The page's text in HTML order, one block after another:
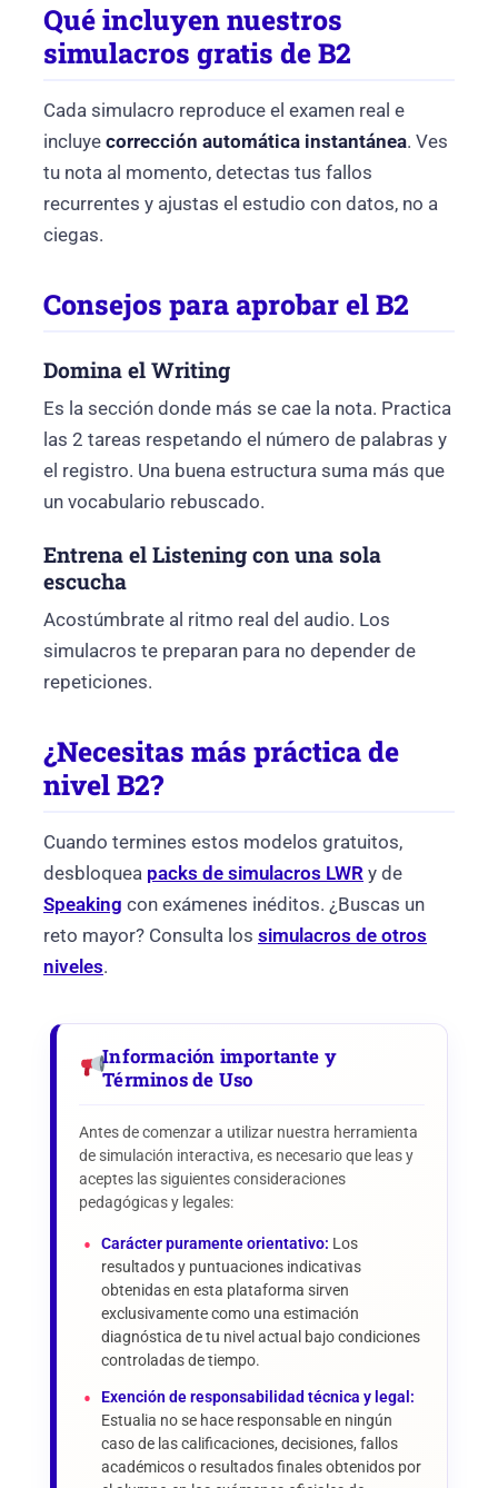
Qué incluyen nuestros
simulacros gratis de B2
Cada simulacro reproduce el examen real e
incluye corrección automática instantánea. Ves
tu nota al momento, detectas tus fallos
recurrentes y ajustas el estudio con datos, no a
ciegas.
Consejos para aprobar el B2
Domina el Writing
Es la sección donde más se cae la nota. Practica
las 2 tareas respetando el número de palabras y
el registro. Una buena estructura suma más que
un vocabulario rebuscado.
Entrena el Listening con una sola
escucha
Acostúmbrate al ritmo real del audio. Los
simulacros te preparan para no depender de
repeticiones.
¿Necesitas más práctica de
nivel B2?
Cuando termines estos modelos gratuitos,
desbloquea packs de simulacros LWR y de
Speaking con exámenes inéditos. ¿Buscas un
reto mayor? Consulta los simulacros de otros
niveles.
Información importante y
Términos de Uso
Antes de comenzar a utilizar nuestra herramienta
de simulación interactiva, es necesario que leas y
aceptes las siguientes consideraciones
pedagógicas y legales:
Carácter puramente orientativo: Los
resultados y puntuaciones indicativas
obtenidas en esta plataforma sirven
exclusivamente como una estimación
diagnóstica de tu nivel actual bajo condiciones
controladas de tiempo.
Exención de responsabilidad técnica y legal:
Estualia no se hace responsable en ningún
caso de las calificaciones, decisiones, fallos
académicos o resultados finales obtenidos por